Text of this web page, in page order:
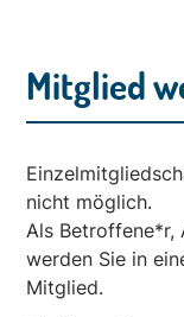
Mitglied
nicht möglich.
Als Betroffene*r,
werden Sie in
Mitglied.